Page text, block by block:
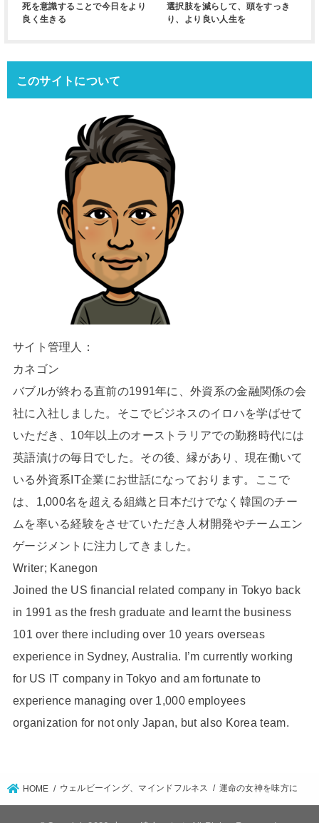
死を意識することで今日をより
良く生きる
選択肢を減らして、頭をすっき
り、より良い人生を
このサイトについて
サイト管理人：
カネゴン
バブルが終わる直前の1991年に、外資系の金融関係の会
社に入社しました。そこでビジネスのイロハを学ばせて
いただき、10年以上のオーストラリアでの勤務時代には
英語漬けの毎日でした。その後、縁があり、現在働いて
いる外資系IT企業にお世話になっております。ここで
は、1,000名を超える組織と日本だけでなく韓国のチー
ムを率いる経験をさせていただき人材開発やチームエン
ゲージメントに注力してきました。
Writer; Kanegon
Joined the US financial related company in Tokyo back
in 1991 as the fresh graduate and learnt the business
101 over there including over 10 years overseas
experience in Sydney, Australia. I’m currently working
for US IT company in Tokyo and am fortunate to
experience managing over 1,000 employees
organization for not only Japan, but also Korea team.
HOME ウェルビーイング、マインドフルネス 運命の女神を味方に